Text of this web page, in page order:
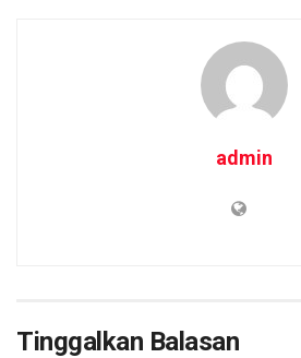
admin
Tinggalkan Balasan